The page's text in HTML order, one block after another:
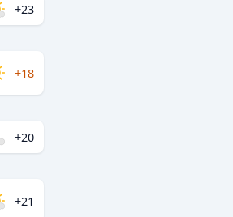
+23
+18
+20
+21